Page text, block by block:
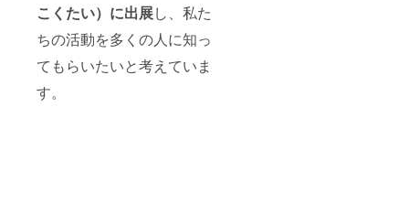
こくたい）に出展し、私た
ちの活動を多くの人に知っ
てもらいたいと考えていま
す。